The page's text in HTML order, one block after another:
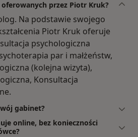
przez Piotr Kruk?
Na podstawie swojego
Piotr Kruk oferuje
psychologiczna
par i małżeństw,
(kolejna wizyta),
Konsultacja
gabinet?
online, bez konieczności